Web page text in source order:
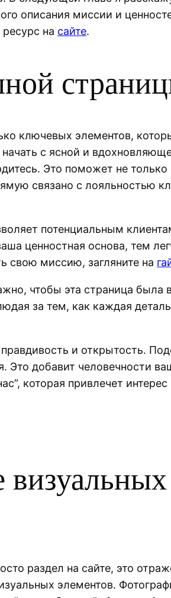
описания миссии и
на сайте.
ключевых элементов,
с ясной и
Это поможет не
связано с лояльностью
потенциальным
ценностная основа, тем
свою миссию, загляните на
чтобы эта страница
за тем, как каждая
и открытость.
добавит человечности
которая привлечет
раздел на сайте, это
элементов.